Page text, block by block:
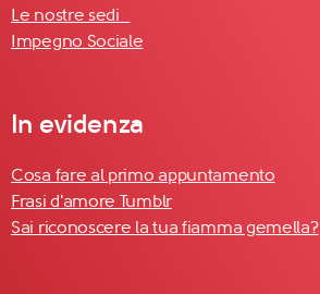
Le nostre sedi
Impegno Sociale
In evidenza
Cosa fare al primo appuntamento
Frasi d'amore Tumblr
Sai riconoscere la tua fiamma gemella?